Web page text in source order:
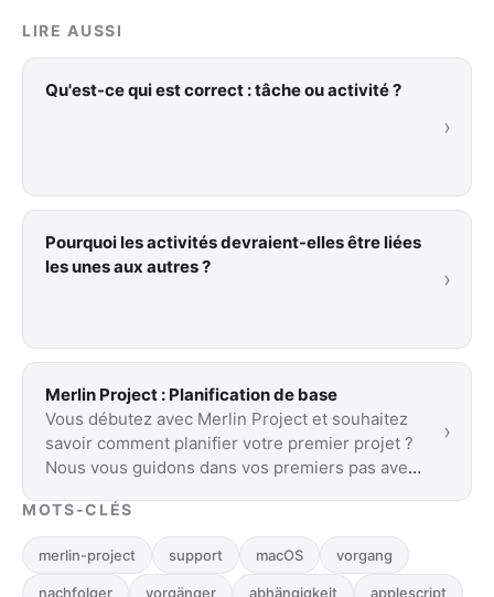
LIRE AUSSI
Qu'est-ce qui est correct : tâche ou activité ?
›
Pourquoi les activités devraient-elles être liées
les unes aux autres ?
›
Merlin Project : Planification de base
Vous débutez avec Merlin Project et souhaitez
savoir comment planifier votre premier projet ?
Nous vous guidons dans vos premiers pas avec
›
MOTS-CLÉS
merlin-project support macOS vorgang
nachfolger vorgänger abhängigkeit applescript